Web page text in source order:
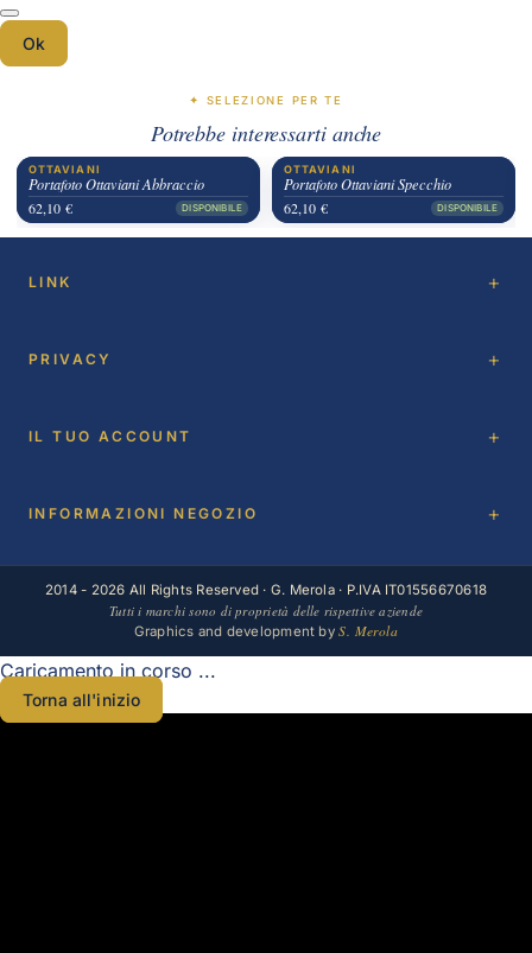
Ok
✦ SELEZIONE PER TE
Potrebbe interessarti anche
OTTAVIANI
Portafoto Ottaviani Abbraccio
62,10 €
DISPONIBILE
OTTAVIANI
Portafoto Ottaviani Specchio
62,10 €
DISPONIBILE
LINK
PRIVACY
IL TUO ACCOUNT
INFORMAZIONI NEGOZIO
2014 - 2026 All Rights Reserved · G. Merola · P.IVA IT01556670618
Tutti i marchi sono di proprietà delle rispettive aziende
Graphics and development byS. Merola
Caricamento in corso ...
Torna all'inizio